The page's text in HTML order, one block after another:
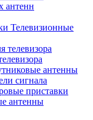
антенн
Телевизионные
антенны
сигнала
приставки
антенны